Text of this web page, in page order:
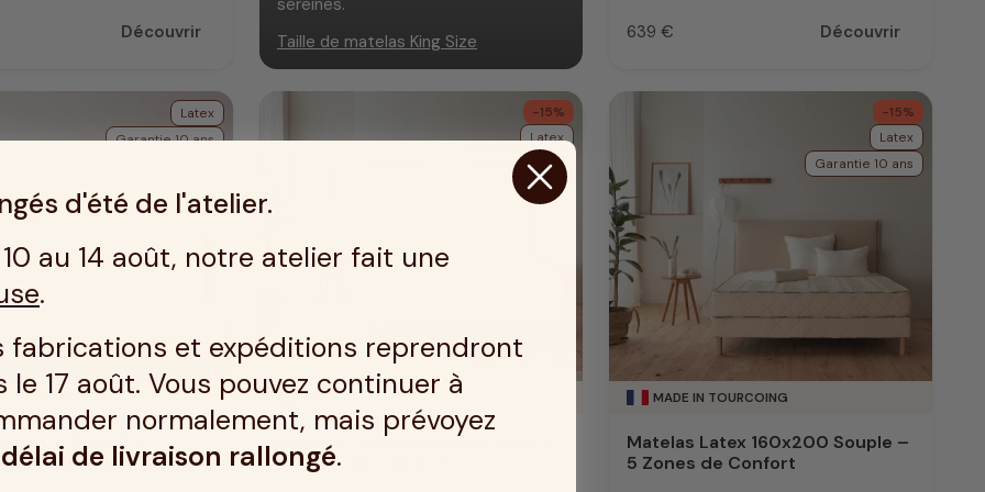
Découvrir
sereines.
Taille de matelas King Size
Prix
639 € Découvrir
TOURCOING
Latex
Garantie 10 ans
160x200 –
Équilibré & Résilient
MADE IN TOURCOING
-15%
Latex
Garantie 10 ans
Matelas Latex 160x200 Ferme –
5 Zones de Confort
MADE IN TOURCOING
-15%
Latex
Garantie 10 ans
Matelas Latex 160x200 Souple –
5 Zones de Confort
d'été de l'atelier.
au 14 août, notre atelier fait une
.
fabrications et expéditions reprendront
le 17 août. Vous pouvez continuer à
normalement, mais prévoyez
délai de livraison rallongé.